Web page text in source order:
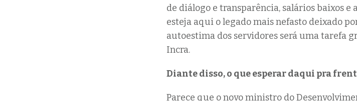
de diálogo e transparência, salários baixos e
esteja aqui o legado mais nefasto deixado
autoestima dos servidores será uma tarefa
Incra.
Diante disso, o que esperar daqui pra
Parece que o novo ministro do